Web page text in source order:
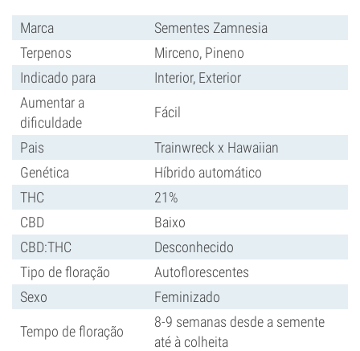
Marca
Sementes Zamnesia
Terpenos
Mirceno, Pineno
Indicado para
Interior, Exterior
Aumentar a
dificuldade
Fácil
Pais
Trainwreck x Hawaiian
Genética
Híbrido automático
THC
21%
CBD
Baixo
CBD:THC
Desconhecido
Tipo de floração
Autoflorescentes
Sexo
Feminizado
Tempo de floração
8-9 semanas desde a semente
até à colheita